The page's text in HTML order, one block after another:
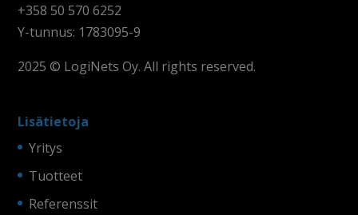
+358 50 570 6252
Y-tunnus: 1783095-9
2025 © LogiNets Oy. All rights reserved.
Lisätietoja
Yritys
Tuotteet
Referenssit